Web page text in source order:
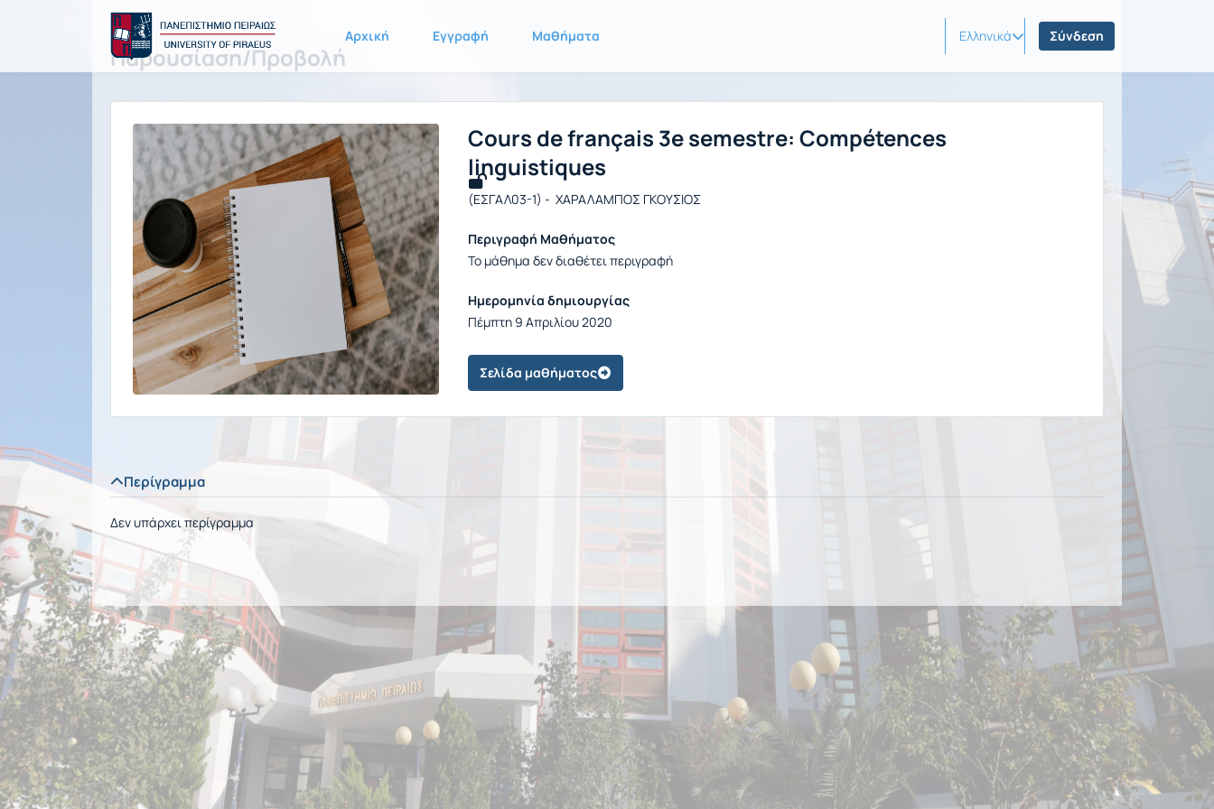
Αρχική Εγγραφή Μαθήματα Ελληνικά Σύνδεση
Παρουσίαση/Προβολή
Cours de français 3e semestre: Compétences
linguistiques
(ΕΣΓΑΛ03-1) - ΧΑΡΑΛΑΜΠΟΣ ΓΚΟΥΣΙΟΣ
Περιγραφή Μαθήματος
Το μάθημα δεν διαθέτει περιγραφή
Ημερομηνία δημιουργίας
Πέμπτη 9 Απριλίου 2020
Σελίδα μαθήματος
Περίγραμμα
Δεν υπάρχει περίγραμμα